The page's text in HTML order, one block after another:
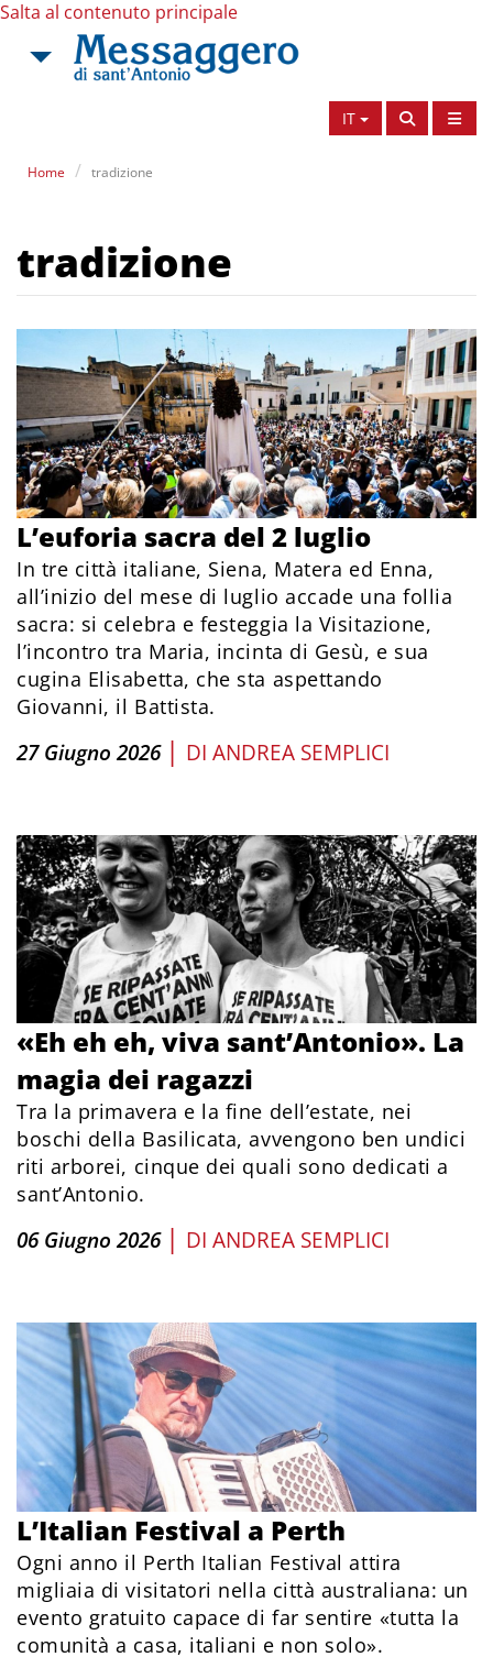
Salta al contenuto principale
IT
Home tradizione
tradizione
L’euforia sacra del 2 luglio
In tre città italiane, Siena, Matera ed Enna,
all’inizio del mese di luglio accade una follia
sacra: si celebra e festeggia la Visitazione,
l’incontro tra Maria, incinta di Gesù, e sua
cugina Elisabetta, che sta aspettando
Giovanni, il Battista.
27 Giugno 2026 | DI ANDREA SEMPLICI
«Eh eh eh, viva sant’Antonio». La
magia dei ragazzi
Tra la primavera e la fine dell’estate, nei
boschi della Basilicata, avvengono ben undici
riti arborei, cinque dei quali sono dedicati a
sant’Antonio.
06 Giugno 2026 | DI ANDREA SEMPLICI
L’Italian Festival a Perth
Ogni anno il Perth Italian Festival attira
migliaia di visitatori nella città australiana: un
evento gratuito capace di far sentire «tutta la
comunità a casa, italiani e non solo».